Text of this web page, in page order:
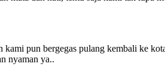
pun bergegas pulang kembali ke
nyaman ya..